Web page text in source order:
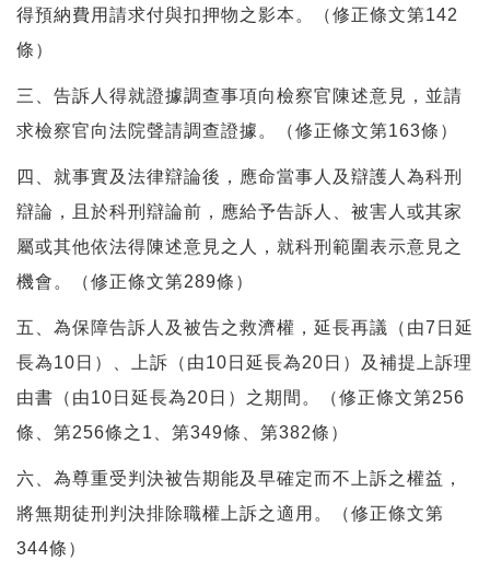
得預納費用請求付與扣押物之影本。（修正條文第142
條）
三、告訴人得就證據調查事項向檢察官陳述意見，並請
求檢察官向法院聲請調查證據。（修正條文第163條）
四、就事實及法律辯論後，應命當事人及辯護人為科刑
辯論，且於科刑辯論前，應給予告訴人、被害人或其家
屬或其他依法得陳述意見之人，就科刑範圍表示意見之
機會。（修正條文第289條）
五、為保障告訴人及被告之救濟權，延長再議（由7日延
長為10日）、上訴（由10日延長為20日）及補提上訴理
由書（由10日延長為20日）之期間。（修正條文第256
條、第256條之1、第349條、第382條）
六、為尊重受判決被告期能及早確定而不上訴之權益，
將無期徒刑判決排除職權上訴之適用。（修正條文第
344條）